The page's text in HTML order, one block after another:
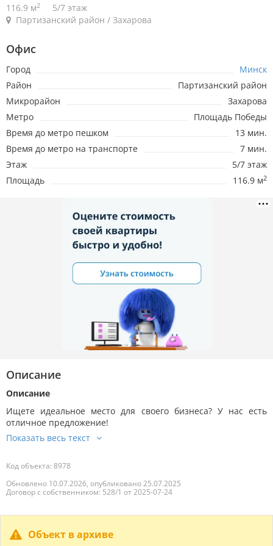
116.9 м2
5/7 этаж
Партизанский район / Захарова
Офис
Город
Минск
Район
Партизанский район
Микрорайон
Захарова
Метро
Площадь Победы
Время до метро пешком
13 мин.
Время до метро на транспорте
7 мин.
Этаж
5/7 этаж
Площадь
116.9 м2
Описание
Описание
Ищете идеальное место для своего бизнеса? У нас есть
отличное предложение!
Код объекта: 8978
Обновлено 10.07.2026, опубликовано 25.07.2025
Договор с собственником: 528/1 от 2025-07-24
Объект в архиве